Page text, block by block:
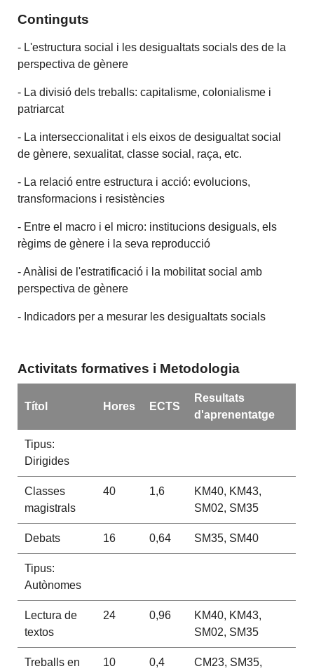
Continguts
- L'estructura social i les desigualtats socials des de la
perspectiva de gènere
- La divisió dels treballs: capitalisme, colonialisme i
patriarcat
- La interseccionalitat i els eixos de desigualtat social
de gènere, sexualitat, classe social, raça, etc.
- La relació entre estructura i acció: evolucions,
transformacions i resistències
- Entre el macro i el micro: institucions desiguals, els
règims de gènere i la seva reproducció
- Anàlisi de l'estratificació i la mobilitat social amb
perspectiva de gènere
- Indicadors per a mesurar les desigualtats socials
Activitats formatives i Metodologia
Títol Hores ECTS
Resultats
d'aprenentatge
Tipus:
Dirigides
Classes
magistrals
40 1,6
KM40, KM43,
SM02, SM35
Debats 16 0,64 SM35, SM40
Tipus:
Autònomes
Lectura de
textos
24 0,96
KM40, KM43,
SM02, SM35
Treballs en
10 0,4
CM23, SM35,